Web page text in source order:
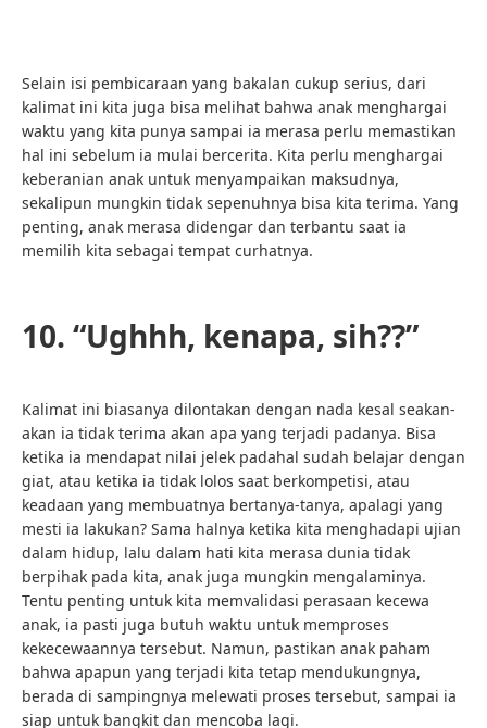
Selain isi pembicaraan yang bakalan cukup serius, dari
kalimat ini kita juga bisa melihat bahwa anak menghargai
waktu yang kita punya sampai ia merasa perlu memastikan
hal ini sebelum ia mulai bercerita. Kita perlu menghargai
keberanian anak untuk menyampaikan maksudnya,
sekalipun mungkin tidak sepenuhnya bisa kita terima. Yang
penting, anak merasa didengar dan terbantu saat ia
memilih kita sebagai tempat curhatnya.
10. “Ughhh, kenapa, sih??”
Kalimat ini biasanya dilontakan dengan nada kesal seakan-
akan ia tidak terima akan apa yang terjadi padanya. Bisa
ketika ia mendapat nilai jelek padahal sudah belajar dengan
giat, atau ketika ia tidak lolos saat berkompetisi, atau
keadaan yang membuatnya bertanya-tanya, apalagi yang
mesti ia lakukan? Sama halnya ketika kita menghadapi ujian
dalam hidup, lalu dalam hati kita merasa dunia tidak
berpihak pada kita, anak juga mungkin mengalaminya.
Tentu penting untuk kita memvalidasi perasaan kecewa
anak, ia pasti juga butuh waktu untuk memproses
kekecewaannya tersebut. Namun, pastikan anak paham
bahwa apapun yang terjadi kita tetap mendukungnya,
berada di sampingnya melewati proses tersebut, sampai ia
siap untuk bangkit dan mencoba lagi.